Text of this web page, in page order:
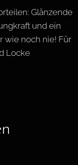
Glänzende
und ein
wie noch nie! Für
Locke